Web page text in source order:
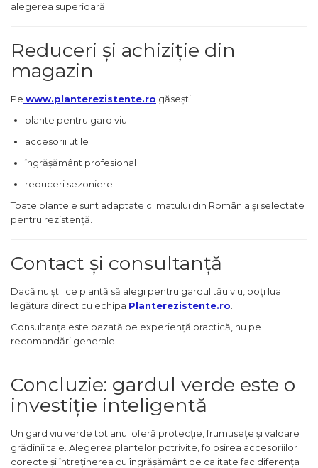
alegerea superioară.
Reduceri și achiziție din
magazin
Pe www.planterezistente.ro găsești:
plante pentru gard viu
accesorii utile
îngrășământ profesional
reduceri sezoniere
Toate plantele sunt adaptate climatului din România și selectate
pentru rezistență.
Contact și consultanță
Dacă nu știi ce plantă să alegi pentru gardul tău viu, poți lua
legătura direct cu echipa Planterezistente.ro
Consultanța este bazată pe experiență practică, nu pe
recomandări generale.
Concluzie: gardul verde este o
investiție inteligentă
Un gard viu verde tot anul oferă protecție, frumusețe și valoare
grădinii tale. Alegerea plantelor potrivite, folosirea accesoriilor
corecte și întreținerea cu îngrășământ de calitate fac diferența